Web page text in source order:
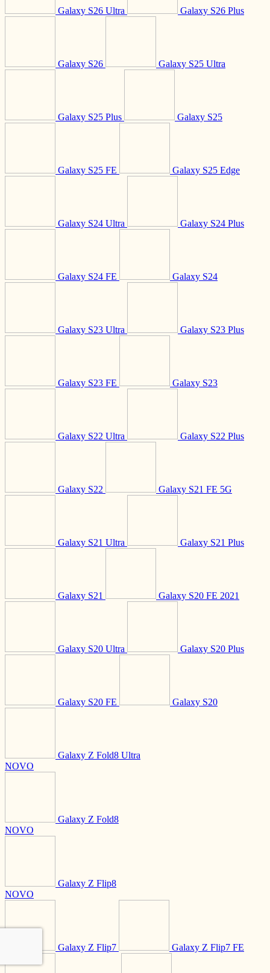
Galaxy S26 Ultra Galaxy S26 Plus
Galaxy S26 Galaxy S25 Ultra
Galaxy S25 Plus Galaxy S25
Galaxy S25 FE Galaxy S25 Edge
Galaxy S24 Ultra Galaxy S24 Plus
Galaxy S24 FE Galaxy S24
Galaxy S23 Ultra Galaxy S23 Plus
Galaxy S23 FE Galaxy S23
Galaxy S22 Ultra Galaxy S22 Plus
Galaxy S22 Galaxy S21 FE 5G
Galaxy S21 Ultra Galaxy S21 Plus
Galaxy S21 Galaxy S20 FE 2021
Galaxy S20 Ultra Galaxy S20 Plus
Galaxy S20 FE Galaxy S20
Galaxy Z Fold8 Ultra
NOVO
Galaxy Z Fold8
NOVO
Galaxy Z Flip8
NOVO
Galaxy Z Flip7 Galaxy Z Flip7 FE